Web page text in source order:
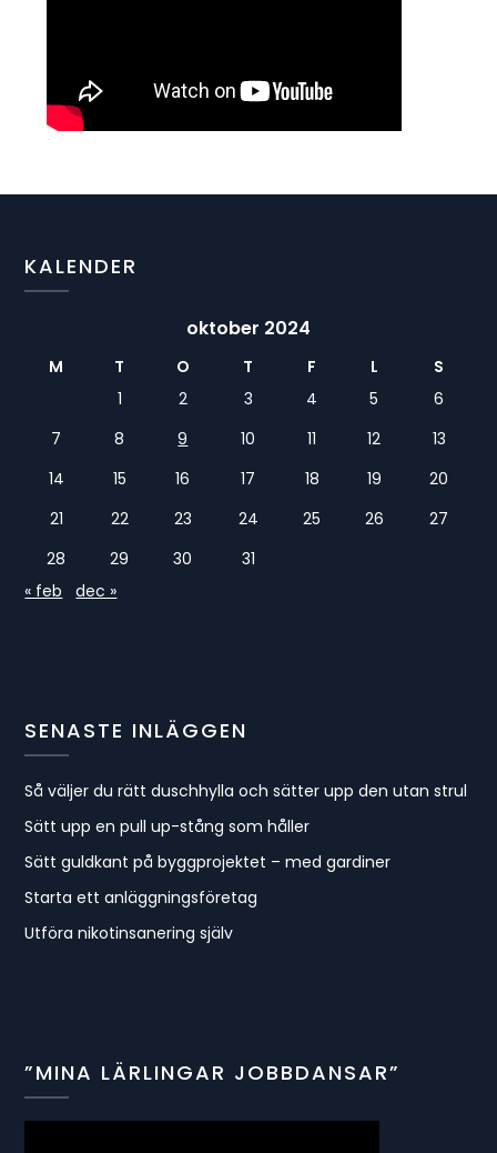
KALENDER
oktober 2024
M T O T F L
S
1
2 3 4 5
6
7
8 9 10 11 12
13
14
15 16 17 18 19
20
21
22 23 24 25 26
27
28
29 30
31
« feb
dec »
SENASTE INLÄGGEN
Så väljer du rätt duschhylla och sätter upp den utan strul
Sätt upp en pull up-stång som håller
Sätt guldkant på byggprojektet – med gardiner
Starta ett anläggningsföretag
Utföra nikotinsanering själv
”MINA LÄRLINGAR JOBBDANSAR”